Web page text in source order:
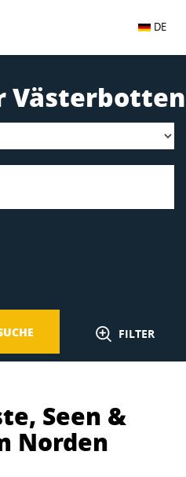
DE
Västerbotten
FILTER
Seen &
Norden